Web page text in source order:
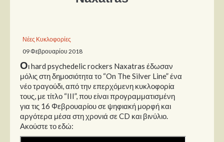
Παρουσιάσεις
Σειρές
Ταινίες
Βιβλία
Video News
Καλλιτέχνες
Μουσικοί
Νέες Κυκλοφορίες
09 Φεβρουαρίου 2018
Οι hard psychedelic rockers Naxatras έδωσαν
μόλις στη δημοσιότητα το “On The Silver Line” ένα
νέο τραγούδι, από την επερχόμενη κυκλοφορία
τους, με τίτλο “III”, που είναι προγραμματισμένη
για τις 16 Φεβρουαρίου σε ψηφιακή μορφή και
αργότερα μέσα στη χρονιά σε CD και βινύλιο.
Ακούστε το εδώ: